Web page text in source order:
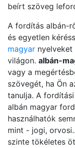
beírt szöveg
A fordítás albán-
és egyetlen
magyarnyelveket
világon. albán-
vagy a
szövegét, ha Ön
tanulja. A
albán magyar
használhatók
mint - jogi,
szinte tökéletes